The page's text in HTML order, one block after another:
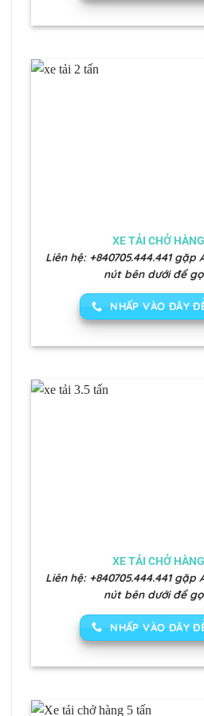
XE TẢI CHỞ
Liên hệ: +840705.444.441
nút bên dưới để
NHẤP VÀO ĐÂY
XE TẢI CHỞ
Liên hệ: +840705.444.441
nút bên dưới để
NHẤP VÀO ĐÂY